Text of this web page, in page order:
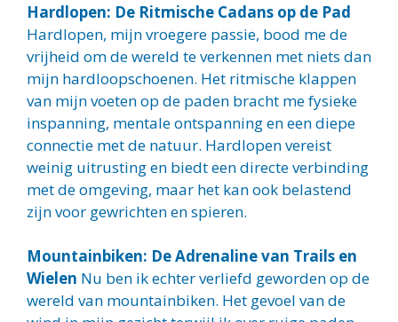
Hardlopen: De Ritmische Cadans op de Pad
Hardlopen, mijn vroegere passie, bood me de
vrijheid om de wereld te verkennen met niets dan
mijn hardloopschoenen. Het ritmische klappen
van mijn voeten op de paden bracht me fysieke
inspanning, mentale ontspanning en een diepe
connectie met de natuur. Hardlopen vereist
weinig uitrusting en biedt een directe verbinding
met de omgeving, maar het kan ook belastend
zijn voor gewrichten en spieren.
Mountainbiken: De Adrenaline van Trails en
Wielen Nu ben ik echter verliefd geworden op de
wereld van mountainbiken. Het gevoel van de